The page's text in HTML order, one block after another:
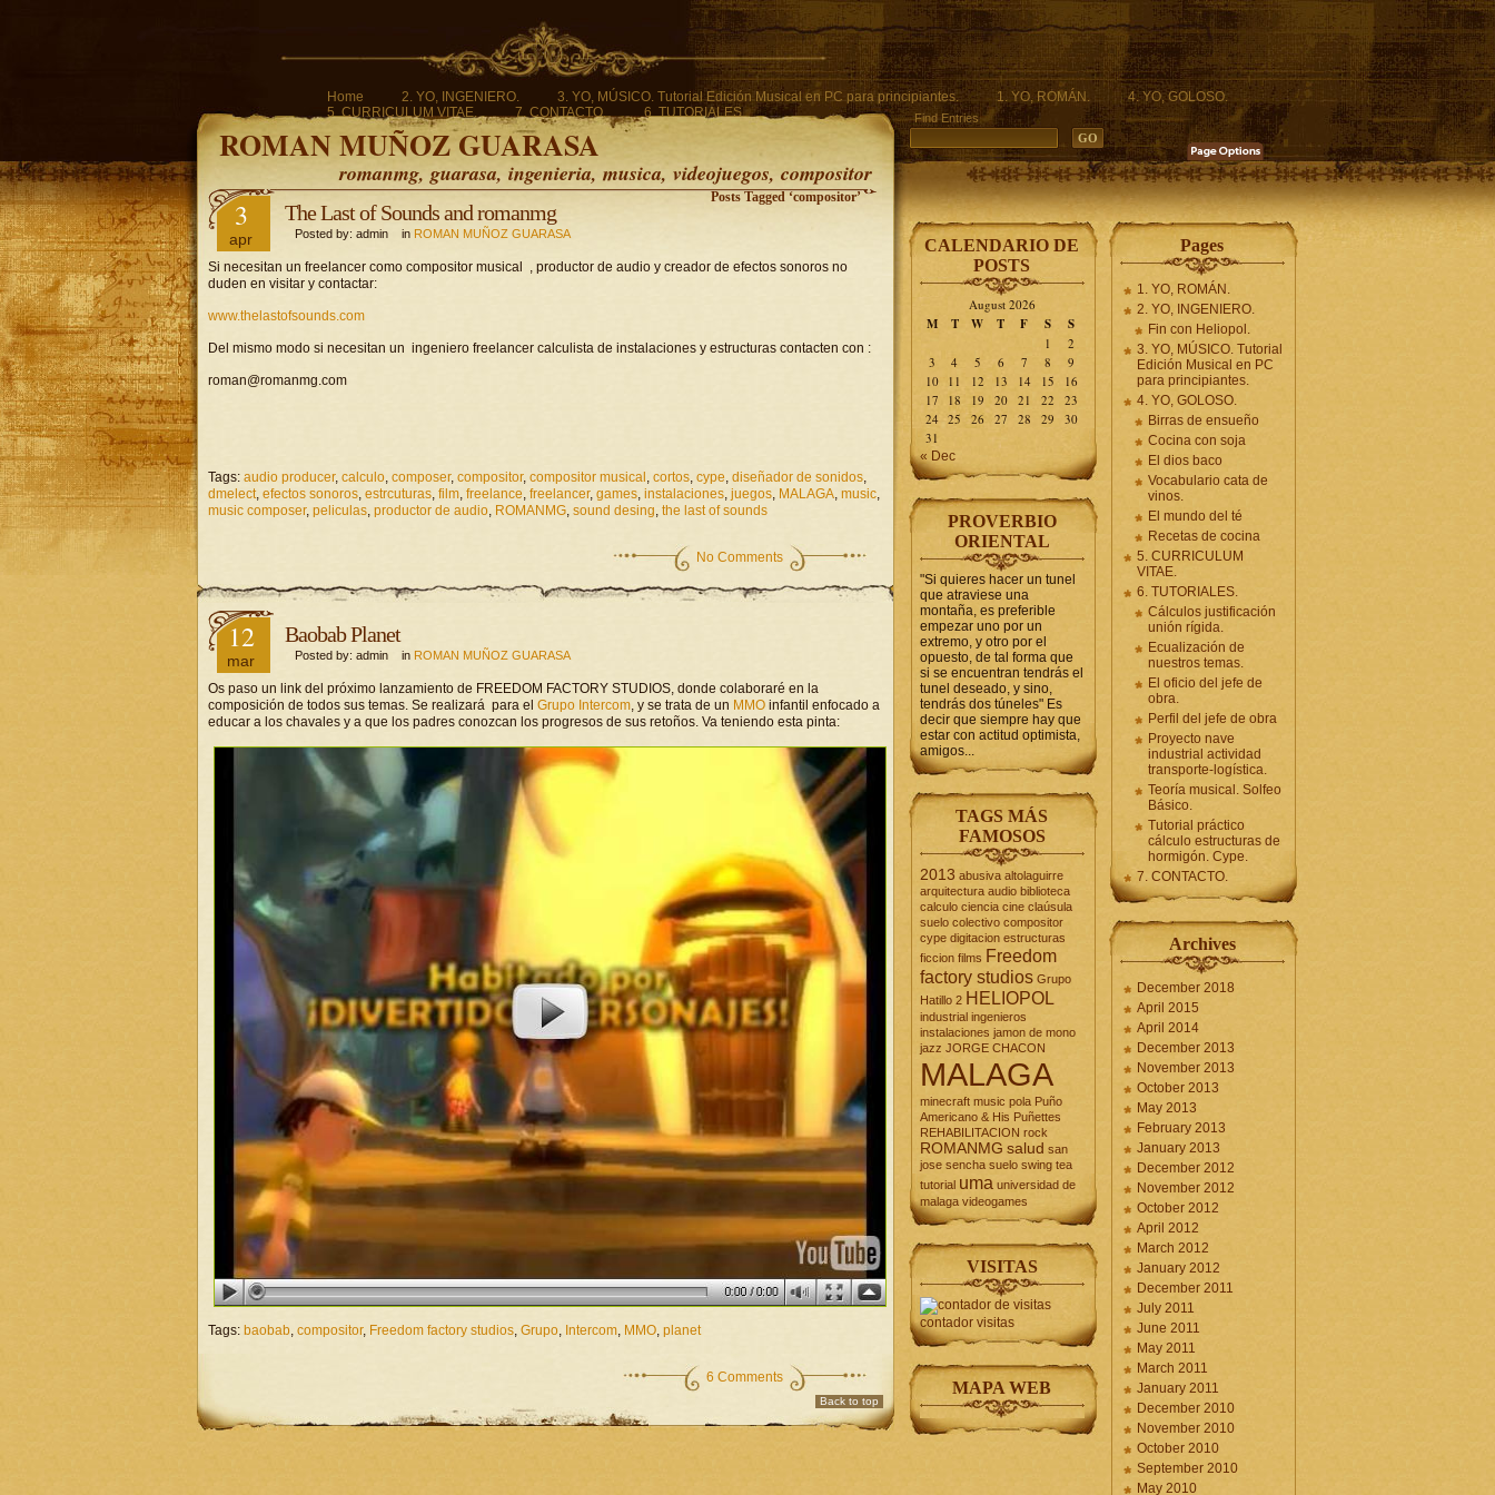
Home 2. YO, INGENIERO. 3. YO, MÚSICO. Tutorial Edición Musical en PC para principiantes. 1. YO, ROMÁN.
4. YO, GOLOSO.
5. CURRICULUM VITAE.
7. CONTACTO. 6. TUTORIALES.
ROMAN MUÑOZ GUARASA
romanmg, guarasa, ingenieria, musica, videojuegos, compositor
Find Entries
Posts Tagged ‘compositor’
3
apr
The Last of Sounds and romanmg
Posted by: admin in ROMAN MUÑOZ GUARASA
Si necesitan un freelancer como compositor musical , productor de audio y creador de efectos sonoros no
duden en visitar y contactar:
www.thelastofsounds.com
Del mismo modo si necesitan un ingeniero freelancer calculista de instalaciones y estructuras contacten con :
roman@romanmg.com
Tags: audio producer, calculo, composer, compositor, compositor musical , cortos, cype, diseñador de sonidos,
dmelect, efectos sonoros, estrcuturas, film, freelance, freelancer, games, instalaciones, juegos, MALAGA, music,
music composer, peliculas, productor de audio, ROMANMG, sound desing, the last of sounds
No Comments
12
mar
Baobab Planet
Posted by: admin in ROMAN MUÑOZ GUARASA
Os paso un link del próximo lanzamiento de FREEDOM FACTORY STUDIOS, donde colaboraré en la
composición de todos sus temas. Se realizará para el Grupo Intercom, y se trata de un MMO infantil enfocado a
educar a los chavales y a que los padres conozcan los progresos de sus retoños. Va teniendo esta pinta:
Tags: baobab, compositor, Freedom factory studios, Grupo, Intercom, MMO, planet
6 Comments
Back to top
CALENDARIO DE
POSTS
August 2026
M T W T F S S
1
2
3
4 5 6 7 8
9
10 11 12 13 14 15
16
17
18 19 20 21 22
23
24 25 26 27 28 29
30
31
« Dec
PROVERBIO
ORIENTAL
"Si quieres hacer un tunel
que atraviese una
montaña, es preferible
empezar uno por un
extremo, y otro por el
opuesto, de tal forma que
si se encuentran tendrás el
tunel deseado, y sino,
tendrás dos túneles" Es
decir que siempre hay que
estar con actitud optimista,
amigos...
TAGS MÁS
FAMOSOS
2013 abusiva altolaguirre
arquitectura audio biblioteca
calculo ciencia cine claúsula
suelo colectivo compositor
cype digitacion estructuras
ficcion films Freedom
factory studios Grupo
Hatillo 2 HELIOPOL
industrial ingenieros
instalaciones jamon de mono
jazz JORGE CHACON
MALAGA
minecraft music pola Puño
Americano & His Puñettes
REHABILITACION rock
ROMANMG salud san
jose sencha suelo swing tea
tutorial uma universidad de
malaga videogames
VISITAS
contador visitas
MAPA WEB
Pages
1. YO, ROMÁN.
2. YO, INGENIERO.
Fin con Heliopol.
3. YO, MÚSICO. Tutorial
Edición Musical en PC
para principiantes.
4. YO, GOLOSO.
Birras de ensueño
Cocina con soja
El dios baco
Vocabulario cata de
vinos.
El mundo del té
Recetas de cocina
5. CURRICULUM
VITAE.
6. TUTORIALES.
Cálculos justificación
unión rígida.
Ecualización de
nuestros temas.
El oficio del jefe de
obra.
Perfil del jefe de obra
Proyecto nave
industrial actividad
transporte-logística.
Teoría musical. Solfeo
Básico.
Tutorial práctico
cálculo estructuras de
hormigón. Cype.
7. CONTACTO.
Archives
December 2018
April 2015
April 2014
December 2013
November 2013
October 2013
May 2013
February 2013
January 2013
December 2012
November 2012
October 2012
April 2012
March 2012
January 2012
December 2011
July 2011
June 2011
May 2011
March 2011
January 2011
December 2010
November 2010
October 2010
September 2010
May 2010